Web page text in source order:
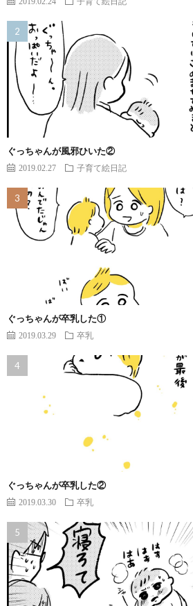
ぐっちゃんが風邪ひいた②
2019.02.27 子育て絵日記
ぐっちゃんが卒乳した①
2019.03.29 卒乳
ぐっちゃんが卒乳した②
2019.03.30 卒乳